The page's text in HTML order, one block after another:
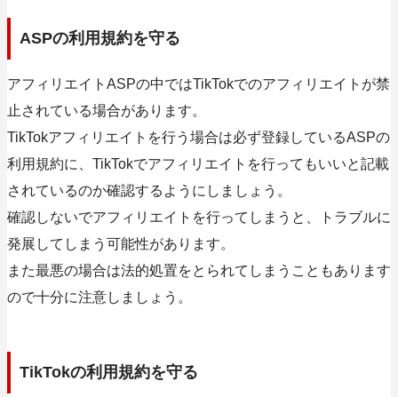
ASPの利用規約を守る
アフィリエイトASPの中ではTikTokでのアフィリエイトが禁
止されている場合があります。
TikTokアフィリエイトを行う場合は必ず登録しているASPの
利用規約に、TikTokでアフィリエイトを行ってもいいと記載
されているのか確認するようにしましょう。
確認しないでアフィリエイトを行ってしまうと、トラブルに
発展してしまう可能性があります。
また最悪の場合は法的処置をとられてしまうこともあります
ので十分に注意しましょう。
TikTokの利用規約を守る